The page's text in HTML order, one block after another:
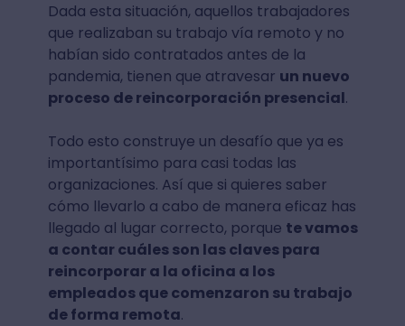
Dada esta situación, aquellos trabajadores
que realizaban su trabajo vía remoto y no
habían sido contratados antes de la
pandemia, tienen que atravesar un nuevo
proceso de reincorporación presencial.
Todo esto construye un desafío que ya es
importantísimo para casi todas las
organizaciones. Así que si quieres saber
cómo llevarlo a cabo de manera eficaz has
llegado al lugar correcto, porque te vamos
a contar cuáles son las claves para
reincorporar a la oficina a los
empleados que comenzaron su trabajo
de forma remota.